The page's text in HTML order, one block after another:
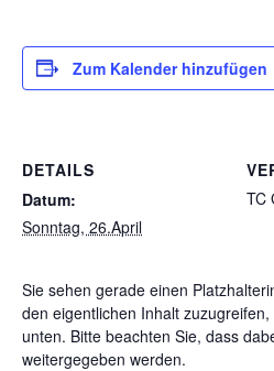
Zum Kalender hinzufügen
DETAILS
Datum:
Sonntag, 26.April
TC
Sie sehen gerade einen
den eigentlichen Inhalt
unten. Bitte beachten Sie, dass
weitergegeben werden.